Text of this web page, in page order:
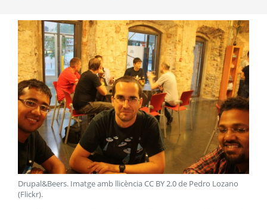
Drupal&Beers. Imatge amb llicència CC BY 2.0 de Pedro Lozano
(Flickr).